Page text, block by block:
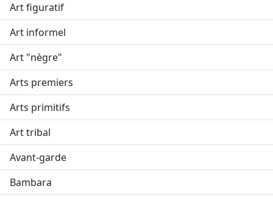
Art figuratif
Art informel
Art "nègre"
Arts premiers
Arts primitifs
Art tribal
Avant-garde
Bambara